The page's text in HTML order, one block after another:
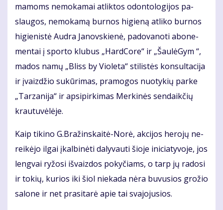
ma­moms ne­mo­ka­mai at­lik­tos odon­to­lo­gi­jos pa­
slau­gos, ne­mo­ka­mą bur­nos hi­gie­ną at­li­ko bur­nos
hi­gie­nis­tė Aud­ra Ja­nov­skie­nė, pa­do­va­no­ti abo­ne­
men­tai į spor­to klu­bus „Hard­Co­re“ ir „Šau­lė­Gym “,
ma­dos na­mų „Bliss by Vio­le­ta“ sti­lis­tės kon­sul­ta­ci­ja
ir įvaiz­džio su­kū­ri­mas, pra­mo­gos nuo­ty­kių par­ke
„Tar­za­ni­ja“ ir ap­si­pir­ki­mas Mer­ki­nės sen­daik­čių
krau­tu­vė­lė­je.
Kaip ti­ki­no G.Bra­žins­kai­tė-No­rė, ak­ci­jos he­ro­jų ne­
rei­kė­jo il­gai įkal­bi­nė­ti da­ly­vau­ti šio­je ini­cia­ty­vo­je, jos
leng­vai ry­žo­si iš­vaiz­dos po­ky­čiams, o tarp jų ra­do­si
ir to­kių, ku­rios iki šiol nie­ka­da nė­ra bu­vu­sios gro­žio
sa­lo­ne ir net pra­si­ta­rė apie tai sva­jo­ju­sios.